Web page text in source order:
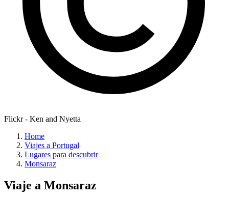
Flickr - Ken and Nyetta
Home
Viajes a Portugal
Lugares para descubrir
Monsaraz
Viaje a Monsaraz